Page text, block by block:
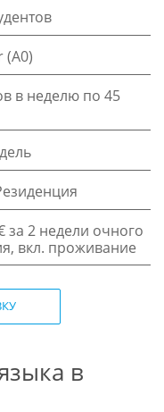
(A0)
в неделю по 45
за 2 недели очного
вкл. проживание
в